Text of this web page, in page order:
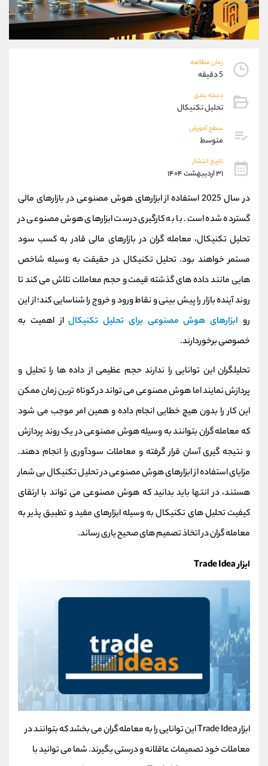
زمان مطالعه
5 دقیقه
دسته بندی
تحلیل تکنیکال
سطح آموزش
متوسط
تاریخ انتشار
۳۱ اردیبهشت ۱۴۰۴
در سال 2025 استفاده از ابزارهای هوش مصنوعی در بازارهای مالی
گسترده شده است. با به کارگیری درست ابزارهای هوش مصنوعی در
تحلیل تکنیکال، معامله گران در بازارهای مالی قادر به کسب سود
مستمر خواهند بود. تحلیل تکنیکال در حقیقت به وسیله شاخص
هایی مانند داده های گذشته قیمت و حجم معاملات تلاش می کند تا
روند آینده بازار را پیش بینی و نقاط ورود و خروج را شناسایی کند؛از این
رو ابزارهای هوش مصنوعی برای تحلیل تکنیکالاز اهمیت به
خصوصی برخوردارند.
تحلیلگران این توانایی را ندارند حجم عظیمی از داده ها را تحلیل و
پردازش نمایند اما هوش مصنوعی می تواند در کوتاه ترین زمان ممکن
این کار را بدون هیچ خطایی انجام داده و همین امر موجب می شود
که معامله گران بتوانند به وسیله هوش مصنوعی در یک روند پردازش
و نتیجه گیری آسان قرار گرفته و معاملات سودآوری را انجام دهند.
مزایای استفاده از ابزارهای هوش مصنوعی در تحلیل تکنیکال بی شمار
هستند، در انتها باید بدانید که هوش مصنوعی می تواند با ارتقای
کیفیت تحلیل های تکنیکال به وسیله ابزارهای مفید و تطبیق پذیر به
معامله گران در اتخاذ تصمیم های صحیح یاری رساند.
ابزار Trade Idea
ابزار Trade Idea این توانایی را به معامله گران می بخشد که بتوانند در
معاملات خود تصمیمات عاقلانه و درستی بگیرند. شما می توانید با
09927779040
واتساپ شروع گفتگو
تلگرام
پشتیبان فروش
موبایل
اطلاعات تماس
تلفن 021-22021030
021-22021040
اینستاگرام @alireza.mehrabii
کانال تلگرام @alirezamehrabi_com
@alirezamehrabi_official